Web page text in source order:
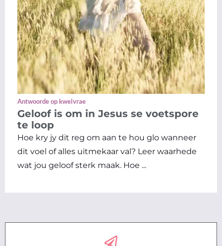
Antwoorde op kwelvrae
Geloof is om in Jesus se voetspore
te loop
Hoe kry jy dit reg om aan te hou glo wanneer
dit voel of alles uitmekaar val? Leer waarhede
wat jou geloof sterk maak. Hoe ...